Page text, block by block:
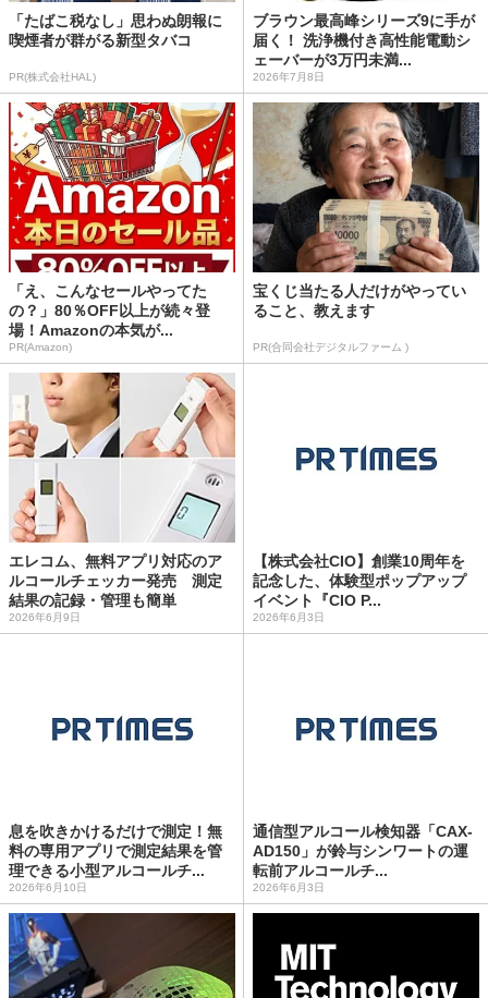
「たばこ税なし」思わぬ朗報に
喫煙者が群がる新型タバコ
PR(株式会社HAL)
ブラウン最高峰シリーズ9に手が
届く！ 洗浄機付き高性能電動シ
ェーバーが3万円未満...
2026年7月8日
「え、こんなセールやってた
の？」80％OFF以上が続々登
場！Amazonの本気が...
PR(Amazon)
宝くじ当たる人だけがやってい
ること、教えます
PR(合同会社デジタルファーム )
エレコム、無料アプリ対応のア
ルコールチェッカー発売 測定
結果の記録・管理も簡単
2026年6月9日
【株式会社CIO】創業10周年を
記念した、体験型ポップアップ
イベント『CIO P...
2026年6月3日
息を吹きかけるだけで測定！無
料の専用アプリで測定結果を管
理できる小型アルコールチ...
2026年6月10日
通信型アルコール検知器「CAX-
AD150」が鈴与シンワートの運
転前アルコールチ...
2026年6月3日